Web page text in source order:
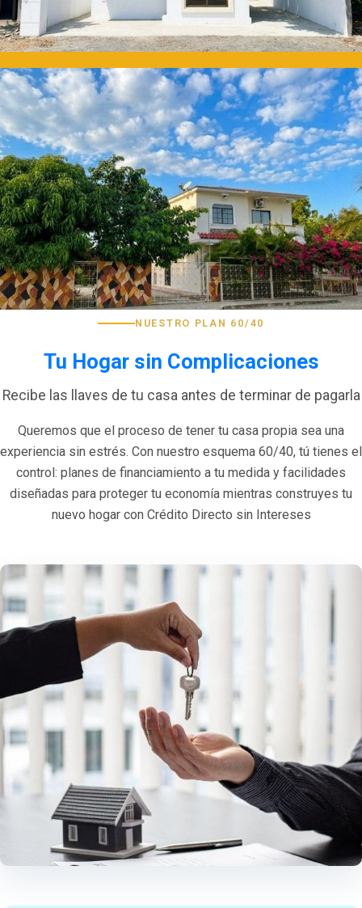
NUESTRO PLAN 60/40
Tu Hogar sin Complicaciones
Recibe las llaves de tu casa antes de terminar de pagarla
Queremos que el proceso de tener tu casa propia sea una
experiencia sin estrés. Con nuestro esquema 60/40, tú tienes el
control: planes de financiamiento a tu medida y facilidades
diseñadas para proteger tu economía mientras construyes tu
nuevo hogar con Crédito Directo sin Intereses